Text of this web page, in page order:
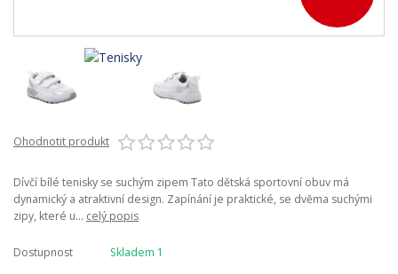
Ohodnotit produkt
Dívčí bílé tenisky se suchým zipem Tato dětská sportovní obuv má
dynamický a atraktivní design. Zapínání je praktické, se dvěma suchými
zipy, které u... celý popis
Dostupnost
Skladem 1